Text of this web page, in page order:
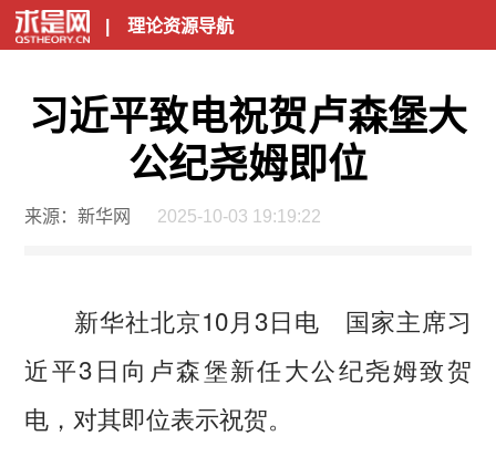
| 理论资源导航
习近平致电祝贺卢森堡大
公纪尧姆即位
来源：新华网 2025-10-03 19:19:22
新华社北京10月3日电 国家主席习
近平3日向卢森堡新任大公纪尧姆致贺
电，对其即位表示祝贺。